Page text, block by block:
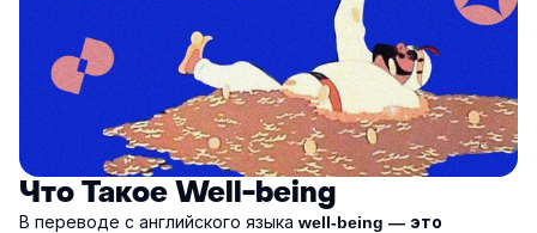
Что Такое Well-being
В переводе с английского языка well-being — это